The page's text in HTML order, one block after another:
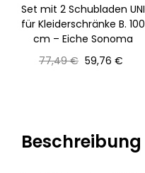
Set mit 2 Schubladen UNI
für Kleiderschränke B. 100
cm – Eiche Sonoma
Normaler
77,49 € Preis
59,76 €
Beschreibung